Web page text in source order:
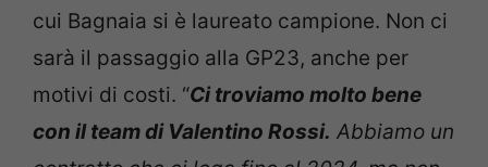
cui Bagnaia si è laureato campione. Non ci
sarà il passaggio alla GP23, anche per
motivi di costi. “Ci troviamo molto bene
con il team di Valentino Rossi. Abbiamo un